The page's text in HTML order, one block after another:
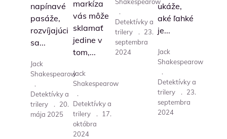
napínavé
pasáže,
rozvíjajúci
sa...
Jack
Shakespearow
.
Detektívky a
trilery
.
20.
mája 2025
markíza
vás môže
sklamať
jedine v
tom,...
Jack
Shakespearow
.
Detektívky a
trilery
.
17.
októbra
2024
.
Detektívky a
trilery
.
23.
septembra
2024
ukáže,
aké ľahké
je...
Jack
Shakespearow
.
Detektívky a
trilery
.
23.
septembra
2024